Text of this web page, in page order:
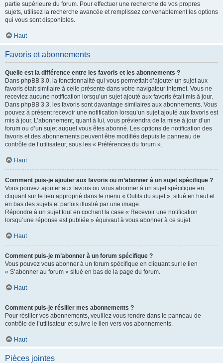
partie supérieure du forum. Pour effectuer une recherche de vos propres
sujets, utilisez la recherche avancée et remplissez convenablement les options
qui vous sont disponibles.
Haut
Favoris et abonnements
Quelle est la différence entre les favoris et les abonnements ?
Dans phpBB 3.0, la fonctionnalité qui vous permettait d’ajouter un sujet aux
favoris était similaire à celle présente dans votre navigateur internet. Vous ne
receviez aucune notification lorsqu’un sujet ajouté aux favoris était mis à jour.
Dans phpBB 3.3, les favoris sont davantage similaires aux abonnements. Vous
pouvez à présent recevoir une notification lorsqu’un sujet ajouté aux favoris est
mis à jour. L’abonnement, quant à lui, vous préviendra de la mise à jour d’un
forum ou d’un sujet auquel vous êtes abonné. Les options de notification des
favoris et des abonnements peuvent être modifiés depuis le panneau de
contrôle de l’utilisateur, sous les « Préférences du forum ».
Haut
Comment puis-je ajouter aux favoris ou m’abonner à un sujet spécifique ?
Vous pouvez ajouter aux favoris ou vous abonner à un sujet spécifique en
cliquant sur le lien approprié dans le menu « Outils du sujet », situé en haut et
en bas des sujets et parfois illustré par une image.
Répondre à un sujet tout en cochant la case « Recevoir une notification
lorsqu’une réponse est publiée » équivaut à vous abonner à ce sujet.
Haut
Comment puis-je m’abonner à un forum spécifique ?
Vous pouvez vous abonner à un forum spécifique en cliquant sur le lien
« S’abonner au forum » situé en bas de la page du forum.
Haut
Comment puis-je résilier mes abonnements ?
Pour résilier vos abonnements, veuillez vous rendre dans le panneau de
contrôle de l’utilisateur et suivre le lien vers vos abonnements.
Haut
Pièces jointes